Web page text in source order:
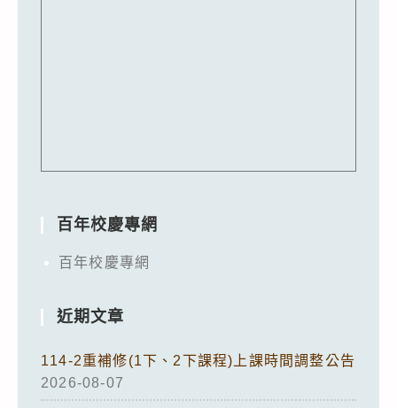
百年校慶專網
百年校慶專網
近期文章
114-2重補修(1下、2下課程)上課時間調整公告
2026-08-07